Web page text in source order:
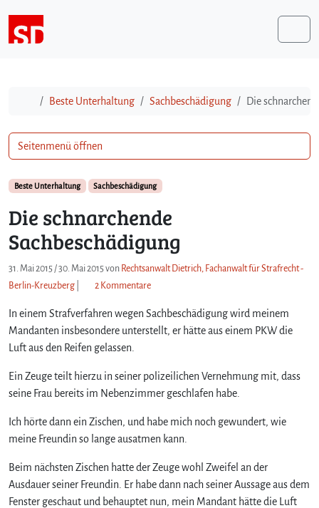
StartBeste Unterhaltung Sachbeschädigung Die
Beste Unterhaltung Sachbeschädigung
Die schnarchende
Sachbeschädigung
31. Mai 2015 /30. Mai 2015von Rechtsanwalt Dietrich, Fachanwalt für Strafrecht -
Berlin-Kreuzberg
2 Kommentarez
D
i
c
a
h
In einem Strafverfahren wegen Sachbeschädigung wird meinem
Mandanten insbesondere unterstellt, er hätte aus einem PKW die
Luft aus den Reifen gelassen.
Ein Zeuge teilt hierzu in seiner polizeilichen Vernehmung mit, dass
seine Frau bereits im Nebenzimmer geschlafen habe.
Ich hörte dann ein Zischen, und habe mich noch gewundert, wie
meine Freundin so lange ausatmen kann.
Beim nächsten Zischen hatte der Zeuge wohl Zweifel an der
Ausdauer seiner Freundin. Er habe dann nach seiner Aussage aus dem
Fenster geschaut und behauptet nun, mein Mandant hätte die Luft
Seitenmenü öffnen